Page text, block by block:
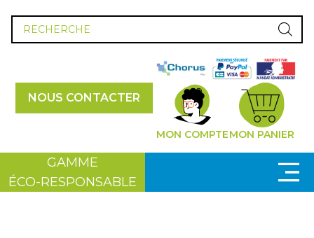
Recherche
de
produits
NOUS CONTACTER
MON COMPTEMON PANIER
GAMME
ÉCO-RESPONSABLE